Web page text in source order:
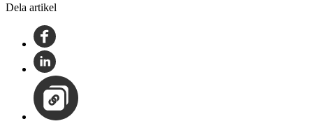
Dela artikel